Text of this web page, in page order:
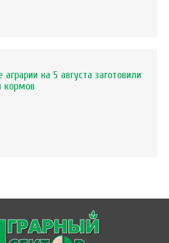
аграрии на 5 августа заготовили
кормов